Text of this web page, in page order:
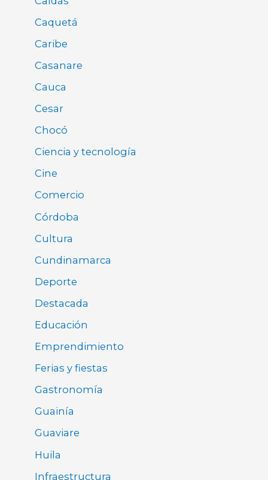
Caquetá
Caribe
Casanare
Cauca
Cesar
Chocó
Ciencia y tecnología
Cine
Comercio
Córdoba
Cultura
Cundinamarca
Deporte
Destacada
Educación
Emprendimiento
Ferias y fiestas
Gastronomía
Guainía
Guaviare
Huila
Infraestructura